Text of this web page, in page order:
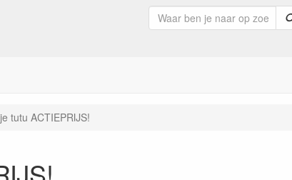
tutu ACTIEPRIJS!